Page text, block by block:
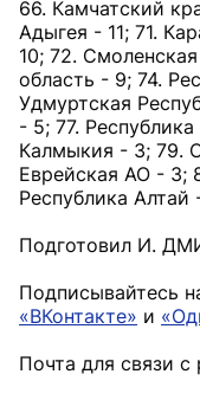
66. Камчатский
Адыгея - 11; 71.
10; 72.
область - 9; 74.
Удмуртская
- 5; 77.
Калмыкия - 3; 79.
Еврейская АО - 3;
Республика
Подготовил И.
Подписывайтесь
«ВКонтакте» и
Почта для связи с